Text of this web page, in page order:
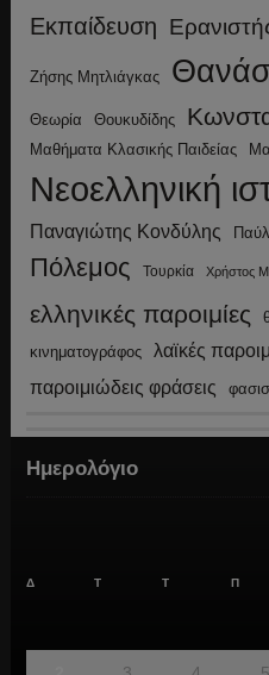
Εκπαίδευση
Ζήσης Μητλιάγκας
Θεωρία Θουκυδίδης
Μαθήματα Κλασικής Παιδείας
Νεοελληνική
Παναγιώτης Κονδύλης
Πόλεμος Τουρκία Χρήστος
ελληνικές παροιμίες
κινηματογράφος λαϊκές
παροιμιώδεις φράσεις
Ημερολόγιο
Δ Τ Τ Π